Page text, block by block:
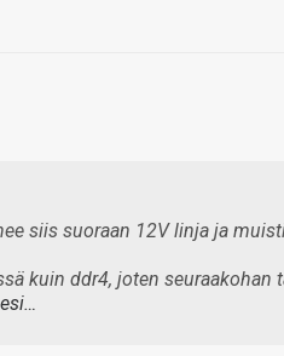
siis suoraan 12V linja ja
kuin ddr4, joten seuraakohan